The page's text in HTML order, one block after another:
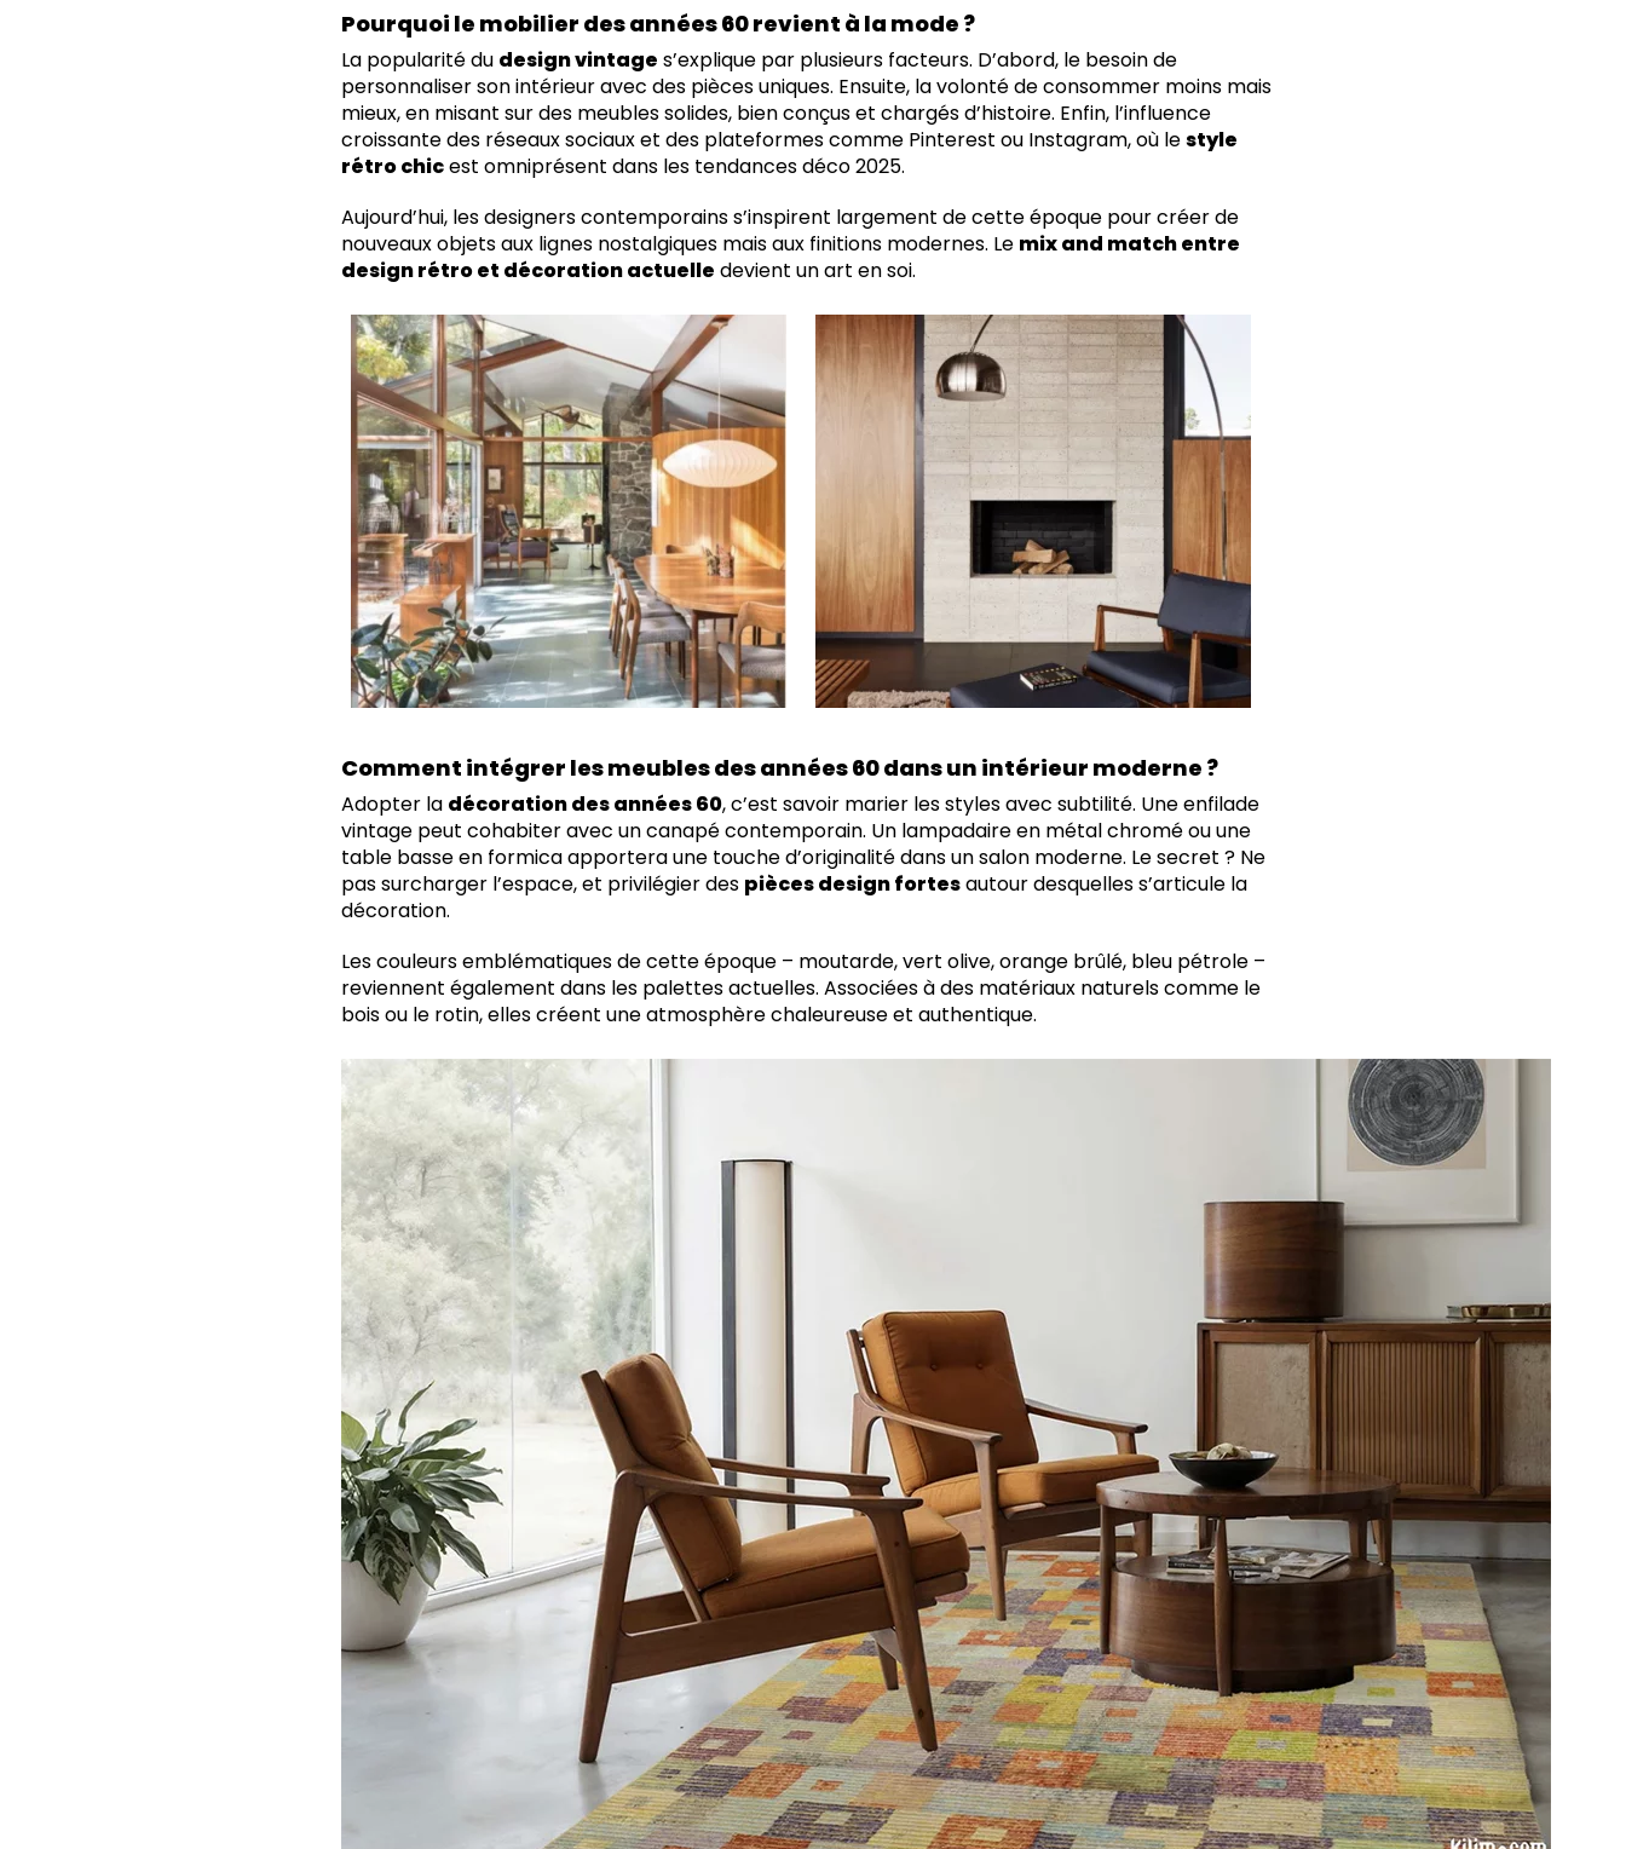
Pourquoi le mobilier des années 60 revient à la mode ?
La popularité du design vintage s’explique par plusieurs facteurs. D’abord, le besoin de
personnaliser son intérieur avec des pièces uniques. Ensuite, la volonté de consommer moins mais
mieux, en misant sur des meubles solides, bien conçus et chargés d’histoire. Enfin, l’influence
croissante des réseaux sociaux et des plateformes comme Pinterest ou Instagram, où lestyle
rétro chicest omniprésent dans les tendances déco 2025.
Aujourd’hui, les designers contemporains s’inspirent largement de cette époque pour créer de
nouveaux objets aux lignes nostalgiques mais aux finitions modernes. Le mix and match entre
design rétro et décoration actuelle devient un art en soi.
Comment intégrer les meubles des années 60 dans un intérieur moderne ?
Adopter la décoration des années 60, c’est savoir marier les styles avec subtilité. Une enfilade
vintage peut cohabiter avec un canapé contemporain. Un lampadaire en métal chromé ou une
table basse en formica apportera une touche d’originalité dans un salon moderne. Le secret ? Ne
pas surcharger l’espace, et privilégier des pièces design fortesautour desquelles s’articule la
décoration.
Les couleurs emblématiques de cette époque – moutarde, vert olive, orange brûlé, bleu pétrole –
reviennent également dans les palettes actuelles. Associées à des matériaux naturels comme le
bois ou le rotin, elles créent une atmosphère chaleureuse et authentique.